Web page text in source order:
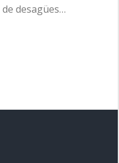
desagües…